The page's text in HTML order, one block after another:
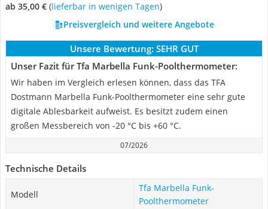
ab 35,00 € ( Lieferbar in wenigen Tagen)
Preisvergleich und weitere Angebote
Unsere Bewertung: SEHR GUT
Unser Fazit für Tfa Marbella Funk-Poolthermometer:
Wir haben im Vergleich erlesen können, dass das TFA
Dostmann Marbella Funk-Poolthermometer eine sehr gute
digitale Ablesbarkeit aufweist. Es besitzt zudem einen
großen Messbereich von -20 °C bis +60 °C.
07/2026
Technische Details
Modell
Tfa Marbella Funk-
Poolthermometer